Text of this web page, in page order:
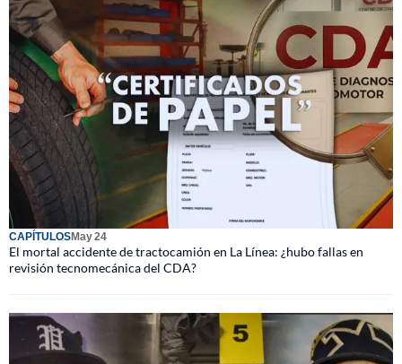
CAPÍTULOSMay 24
El mortal accidente de tractocamión en La Línea: ¿hubo fallas en
revisión tecnomecánica del CDA?